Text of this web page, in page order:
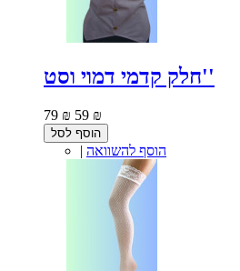
חלק קדמי דמוי וסט''
79 ₪ 59 ₪
הוסף לסל
| הוסף להשוואה